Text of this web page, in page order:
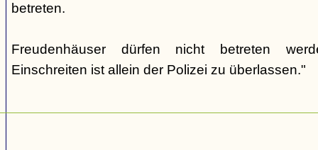
betreten.
Freudenhäuser dürfen nicht betreten
Einschreiten ist allein der Polizei zu überlassen."